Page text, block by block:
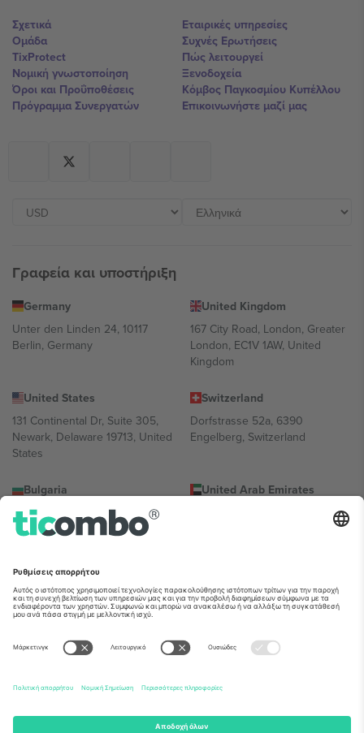
Σχετικά
Ομάδα
TixProtect
Νομική γνωστοποίηση
Όροι και Προΰποθέσεις
Πρόγραμμα Συνεργατών
Εταιρικές υπηρεσίες
Συχνές Ερωτήσεις
Πώς λειτουργεί
Ξενοδοχεία
Κόμβος Παγκοσμίου Κυπέλλου
Επικοινωνήστε μαζί μας
Γραφεία και υποστήριξη
Germany
Unter den Linden 24, 10117
Berlin, Germany
United Kingdom
167 City Road, London, Greater
London, EC1V 1AW, United
Kingdom
United States
131 Continental Dr, Suite 305,
Newark, Delaware 19713, United
States
Switzerland
Dorfstrasse 52a, 6390
Engelberg, Switzerland
Bulgaria
Regus Sofia City West, bul
Totleben 53-55, 1606 Sofia,
United Arab Emirates
UAE Dubai Silicon Oasis, DDP
Building A1, Office 302, Dubai,
Mexico
Av Chapultepec 360, Roma
Norte, Cuauhtémoc, 06700
Ciudad de México, CDMX,
Mexico
Η νομική οντότητα του παρόχου πλατφόρμας ενδέχεται να
τομέα. Για λεπτομέρειες ανατρέξτε στη σελίδα της συγκεκριμένης